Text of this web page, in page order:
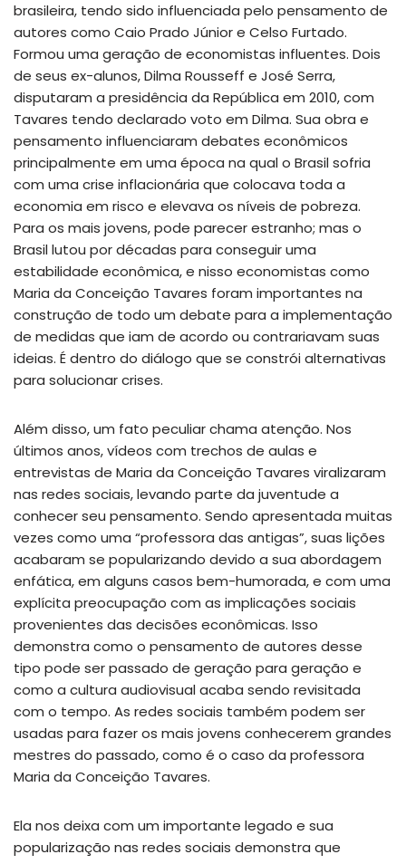
brasileira, tendo sido influenciada pelo pensamento de
autores como Caio Prado Júnior e Celso Furtado.
Formou uma geração de economistas influentes. Dois
de seus ex-alunos, Dilma Rousseff e José Serra,
disputaram a presidência da República em 2010, com
Tavares tendo declarado voto em Dilma. Sua obra e
pensamento influenciaram debates econômicos
principalmente em uma época na qual o Brasil sofria
com uma crise inflacionária que colocava toda a
economia em risco e elevava os níveis de pobreza.
Para os mais jovens, pode parecer estranho; mas o
Brasil lutou por décadas para conseguir uma
estabilidade econômica, e nisso economistas como
Maria da Conceição Tavares foram importantes na
construção de todo um debate para a implementação
de medidas que iam de acordo ou contrariavam suas
ideias. É dentro do diálogo que se constrói alternativas
para solucionar crises.
Além disso, um fato peculiar chama atenção. Nos
últimos anos, vídeos com trechos de aulas e
entrevistas de Maria da Conceição Tavares viralizaram
nas redes sociais, levando parte da juventude a
conhecer seu pensamento. Sendo apresentada muitas
vezes como uma “professora das antigas”, suas lições
acabaram se popularizando devido a sua abordagem
enfática, em alguns casos bem-humorada, e com uma
explícita preocupação com as implicações sociais
provenientes das decisões econômicas. Isso
demonstra como o pensamento de autores desse
tipo pode ser passado de geração para geração e
como a cultura audiovisual acaba sendo revisitada
com o tempo. As redes sociais também podem ser
usadas para fazer os mais jovens conhecerem grandes
mestres do passado, como é o caso da professora
Maria da Conceição Tavares.
Ela nos deixa com um importante legado e sua
popularização nas redes sociais demonstra que